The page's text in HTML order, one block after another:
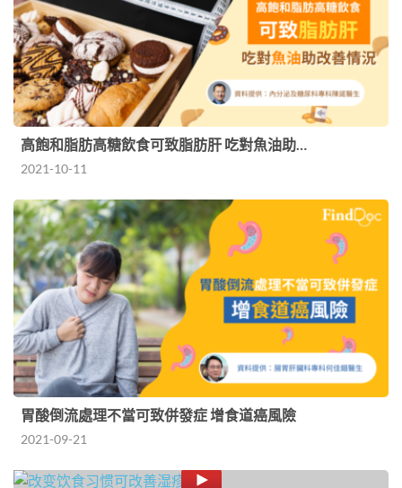
高飽和脂肪高糖飲食可致脂肪肝 吃對魚油助…
2021-10-11
胃酸倒流處理不當可致併發症 增食道癌風險
2021-09-21